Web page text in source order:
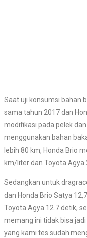
Saat uji konsumsi bahan
sama tahun 2017 dan
modifikasi pada pelek
menggunakan bahan
lebih 80 km, Honda Brio
km/liter dan Toyota Agya
Sedangkan untuk
dan Honda Brio Satya
Toyota Agya 12.7 detik,
memang ini tidak bisa
yang kami tes sudah